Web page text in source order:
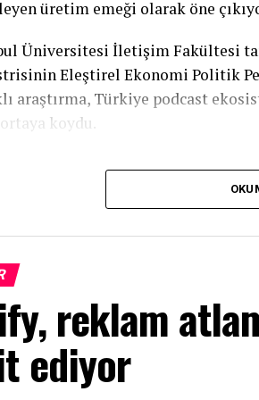
üretim emeği olarak öne
Üniversitesi İletişim Fakültesi
Eleştirel Ekonomi Politik
araştırma, Türkiye podcast
koydu.
reklam
ediyor